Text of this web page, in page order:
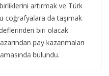
artırmak ve Türk
coğrafyalara da taşımak
biri olacak.
pay kazanmaları
bulundu.